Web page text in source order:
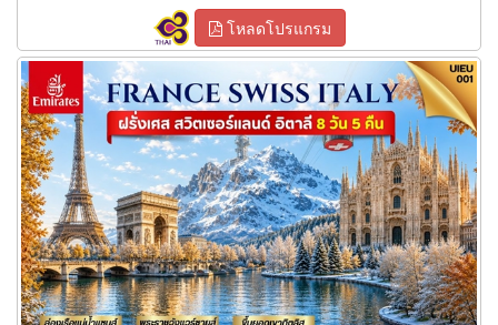
โหลดโปรแกรม
ทัวร์ยุโรป France Swiss Italy 8 Days